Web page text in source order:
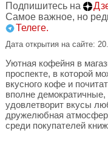
Подпишитесь на
Самое важное, но
Телеге.
Дата открытия на сайте:
Уютная кофейня в
проспекте, в которой
вкусного кофе и
вполне демократичные,
удовлетворит вкусы
дружелюбная
среди покупателей